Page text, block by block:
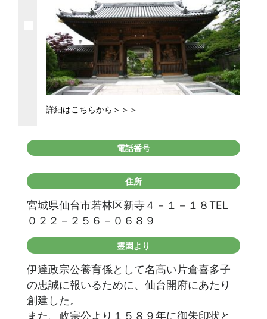
詳細はこちらから＞＞＞
電話番号
住所
宮城県仙台市若林区新寺４－１－１８TEL
０２２－２５６－０６８９
霊園より
伊達政宗公養育係として名高い片倉喜多子
の忠誠に報いるために、仙台開府にあたり
創建した。
また、政宗公より１５８９年に御朱印状と